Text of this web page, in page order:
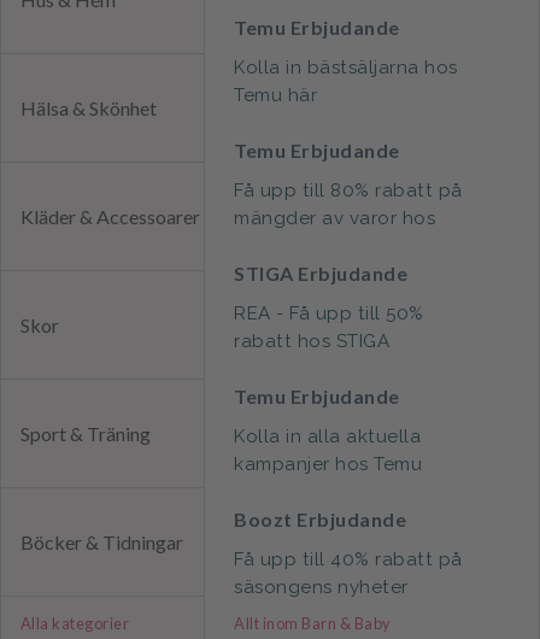
Hälsa & Skönhet
Kläder & Accessoarer
Skor
Sport & Träning
Böcker & Tidningar
Alla kategorier
och barn
Temu Erbjudande
Kolla in bästsäljarna hos
Temu här
Temu Erbjudande
Få upp till 80% rabatt på
mängder av varor hos
STIGA Erbjudande
REA - Få upp till 50%
rabatt hos STIGA
Temu Erbjudande
Kolla in alla aktuella
kampanjer hos Temu
Boozt Erbjudande
Få upp till 40% rabatt på
säsongens nyheter
Allt inom Barn & Baby